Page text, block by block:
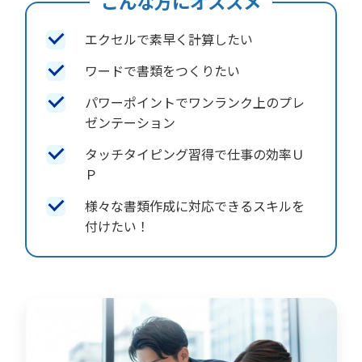
エクセルで素早く計算したい
ワードで書類をつくりたい
パワーポイントでワンランク上のプレ
ゼンテーション
タッチタイピング習得で仕事の効率Ｕ
Ｐ
様々な書類作成に対応できるスキルを
付けたい！